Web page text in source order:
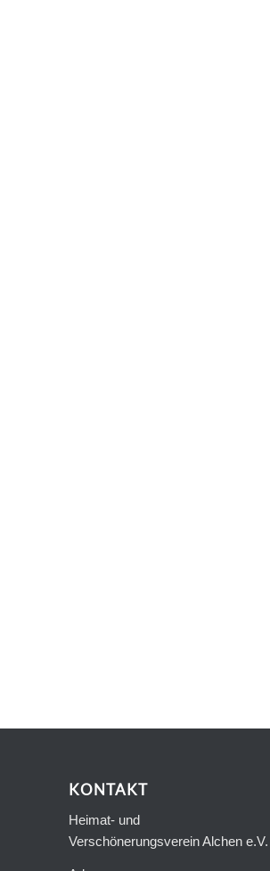
KONTAKT
Heimat- und
Verschönerungsverein Alchen e.V.